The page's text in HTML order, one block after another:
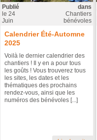
Publié
le 24
Juin
dans
Chantiers
bénévoles
Calendrier Été-Automne
2025
Voilà le dernier calendrier des
chantiers ! Il y en a pour tous
les goûts ! Vous trouverez tous
les sites, les dates et les
thématiques des prochains
rendez-vous, ainsi que les
numéros des bénévoles [...]